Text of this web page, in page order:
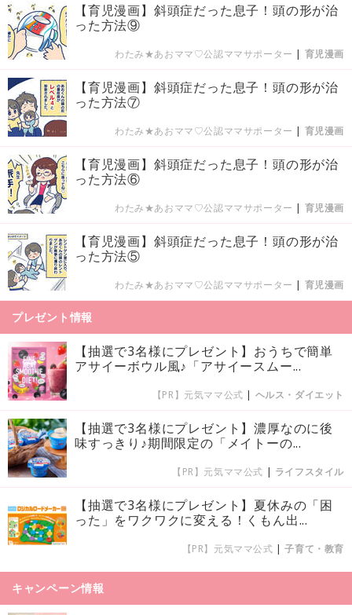
【育児漫画】斜頭症だった息子！頭の形が治
った方法⑨
わたみ★あおママ♡公認ママサポーター | 育児漫画
【育児漫画】斜頭症だった息子！頭の形が治
った方法⑦
わたみ★あおママ♡公認ママサポーター | 育児漫画
【育児漫画】斜頭症だった息子！頭の形が治
った方法⑥
わたみ★あおママ♡公認ママサポーター | 育児漫画
【育児漫画】斜頭症だった息子！頭の形が治
った方法⑤
わたみ★あおママ♡公認ママサポーター | 育児漫画
プレゼント情報
【抽選で3名様にプレゼント】おうちで簡単
アサイーボウル風♪「アサイースムー...
【PR】元気ママ公式 | ヘルス・ダイエット
【抽選で3名様にプレゼント】濃厚なのに後
味すっきり♪期間限定の「メイトーの...
【PR】元気ママ公式 | ライフスタイル
【抽選で3名様にプレゼント】夏休みの「困
った」をワクワクに変える！くもん出...
【PR】元気ママ公式 |子育て・教育
キャンペーン情報